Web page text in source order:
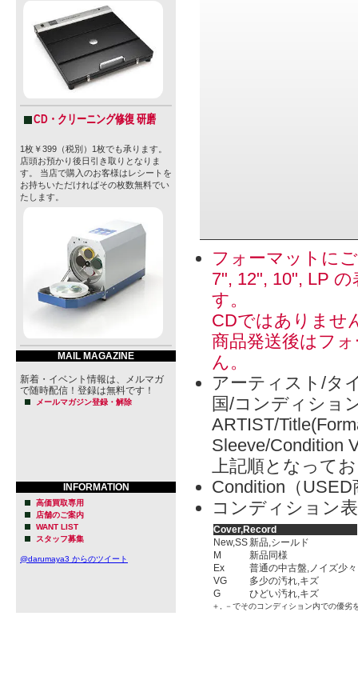
CD・クリーニング修復 研磨
1枚￥399（税別）1枚でも承ります。
店頭お預かり後日引き取りとなりま
す。 当店で購入のお客様はレシートを
お持ちいただければその枚数無料でい
たします。
MAIL MAGAZINE
新着・イベント情報は、メルマガ
で随時配信！登録は無料です！
メールマガジン登録・解除
INFORMATION
高価買取専用
店舗のご案内
WANT LIST
スタッフ募集
@darumaya3 からのツイート
フォーマットに
7", 12", 10", LP
す。
CDではありませ
商品発送後はフ
ん。
アーティスト/タ
国/コンディショ
ARTIST/
Sleeve/Condition
上記順となって
Condition（
コンディション
Cover,Record
New,SS新品,シールド
M
新品同様
Ex
普通の中古盤,ノイズ少々
VG
多少の汚れ,キズ
G
ひどい汚れ,キズ
＋, －でそのコンディション内での優劣